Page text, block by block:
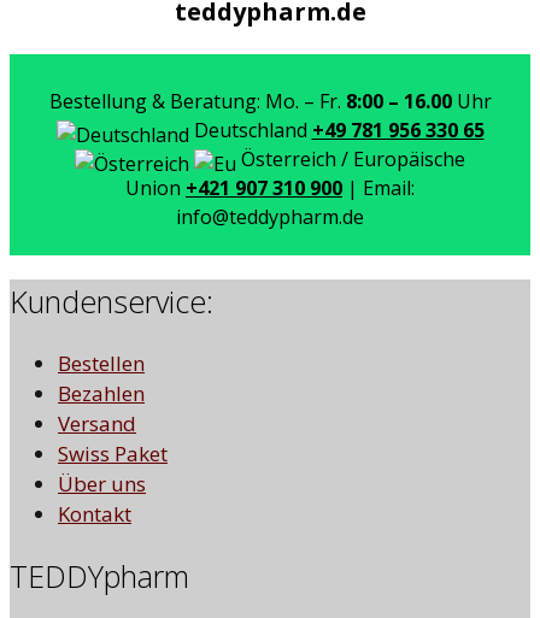
teddypharm.de
Bestellung & Beratung: Mo. – Fr. 8:00 – 16.00Uhr
Deutschland +49 781 956 330 65
Österreich / Europäische
Union +421 907 310 900 | Email:
info@teddypharm.de
Kundenservice:
Bestellen
Bezahlen
Versand
Swiss Paket
Über uns
Kontakt
TEDDYpharm